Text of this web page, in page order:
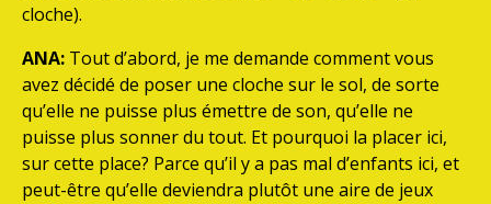
cloche).
ANA: Tout d’abord, je me demande comment vous
avez décidé de poser une cloche sur le sol, de sorte
qu’elle ne puisse plus émettre de son, qu’elle ne
puisse plus sonner du tout. Et pourquoi la placer ici,
sur cette place? Parce qu’il y a pas mal d’enfants ici, et
peut-être qu’elle deviendra plutôt une aire de jeux